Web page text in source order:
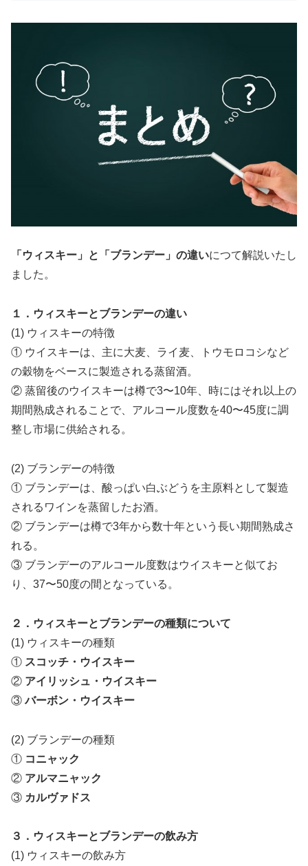
「ウィスキー」と「ブランデー」の違いにつて解説いたし
ました。
１．ウィスキーとブランデーの違い
(1) ウィスキーの特徴
① ウイスキーは、主に大麦、ライ麦、トウモロコシなど
の穀物をベースに製造される蒸留酒。
② 蒸留後のウイスキーは樽で3〜10年、時にはそれ以上の
期間熟成されることで、アルコール度数を40〜45度に調
整し市場に供給される。
(2) ブランデーの特徴
① ブランデーは、酸っぱい白ぶどうを主原料として製造
されるワインを蒸留したお酒。
② ブランデーは樽で3年から数十年という長い期間熟成さ
れる。
③ ブランデーのアルコール度数はウイスキーと似てお
り、37〜50度の間となっている。
２．ウィスキーとブランデーの種類について
(1) ウィスキーの種類
① スコッチ・ウイスキー
② アイリッシュ・ウイスキー
③バーボン・ウイスキー
(2) ブランデーの種類
① コニャック
② アルマニャック
③ カルヴァドス
３．ウィスキーとブランデーの飲み方
(1) ウィスキーの飲み方